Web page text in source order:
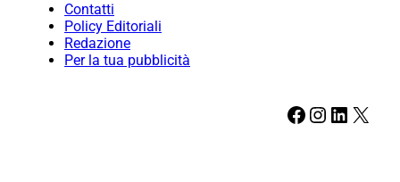
Contatti
Policy Editoriali
Redazione
Per la tua pubblicità
Facebook Instagram LinkedIn X